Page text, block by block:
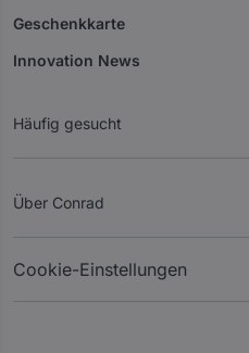
Geschenkkarte
Innovation News
Häufig gesucht
Über Conrad
Cookie-Einstellungen